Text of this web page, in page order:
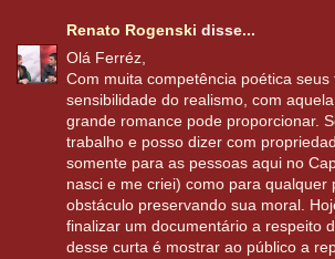
Renato Rogenski disse...
Olá Ferréz,
Com muita competência poética
sensibilidade do realismo, com
grande romance pode proporcionar.
trabalho e posso dizer com
somente para as pessoas aqui no
nasci e me criei) como para
obstáculo preservando sua moral.
finalizar um documentário a respeito
desse curta é mostrar ao público a